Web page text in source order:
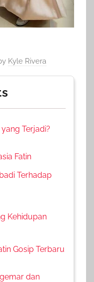
Kyle Rivera
Terjadi?
Fatin
Terhadap
Kehidupan
Gosip Terbaru
dan